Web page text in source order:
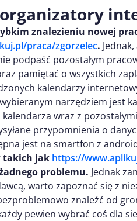
znalezieniu nowej
praca/zgorzelec.
podpaść pozostałym
pamiętać o wszystkich
kalendarzy
narzędziem jest
wraz z
przypomnienia o
jest na smartfon z
takich jak https://
problemu. Jednak
warto zapoznać się z
znaleźć od
pewien wybrać coś dla